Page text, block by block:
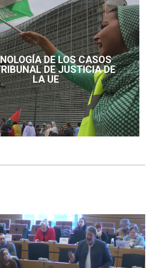
DE LOS CASOS
DE JUSTICIA DE
LA UE